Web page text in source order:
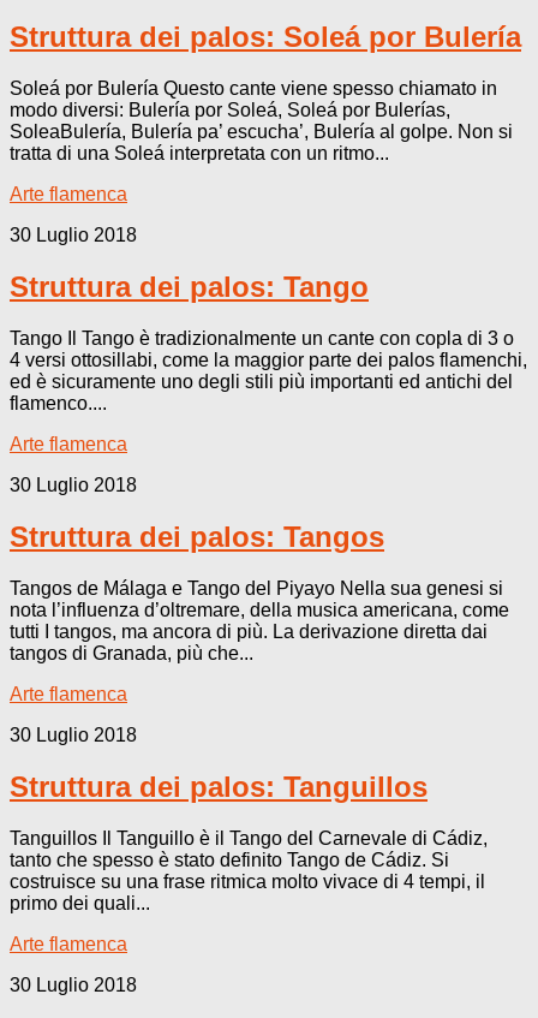
Struttura dei palos: Soleá por Bulería
Soleá por Bulería Questo cante viene spesso chiamato in
modo diversi: Bulería por Soleá, Soleá por Bulerías,
SoleaBulería, Bulería pa’ escucha’, Bulería al golpe. Non si
tratta di una Soleá interpretata con un ritmo...
Arte flamenca
30 Luglio 2018
Struttura dei palos: Tango
Tango Il Tango è tradizionalmente un cante con copla di 3 o
4 versi ottosillabi, come la maggior parte dei palos flamenchi,
ed è sicuramente uno degli stili più importanti ed antichi del
flamenco....
Arte flamenca
30 Luglio 2018
Struttura dei palos: Tangos
Tangos de Málaga e Tango del Piyayo Nella sua genesi si
nota l’influenza d’oltremare, della musica americana, come
tutti I tangos, ma ancora di più. La derivazione diretta dai
tangos di Granada, più che...
Arte flamenca
30 Luglio 2018
Struttura dei palos: Tanguillos
Tanguillos Il Tanguillo è il Tango del Carnevale di Cádiz,
tanto che spesso è stato definito Tango de Cádiz. Si
costruisce su una frase ritmica molto vivace di 4 tempi, il
primo dei quali...
Arte flamenca
30 Luglio 2018